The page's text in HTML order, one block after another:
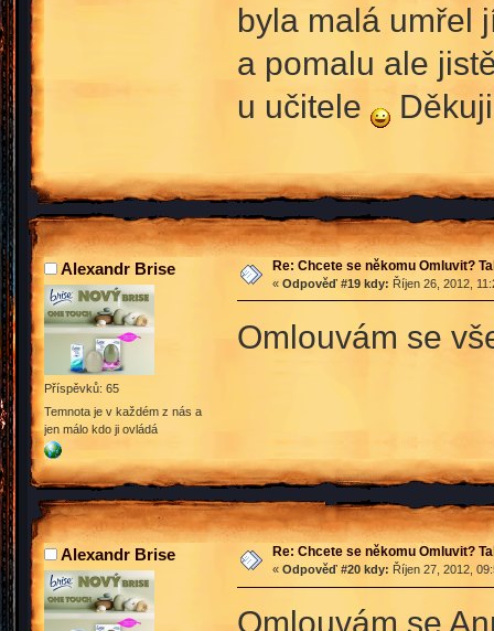
byla malá umřel
a pomalu ale
u učitele
Alexandr Brise
Příspěvků: 65
Temnota je v každém z nás a
jen málo kdo ji ovládá
Re: Chcete se někomu Omluvit?
« Odpověď #19 kdy: Říjen 26, 2012,
Omlouvám se
Alexandr Brise Re: Chcete se někomu Omluvit?
« Odpověď #20 kdy: Říjen 27, 2012,
Omlouvám se